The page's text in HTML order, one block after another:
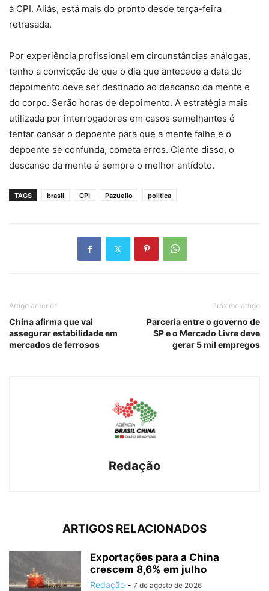
à CPI. Aliás, está mais do pronto desde terça-feira
retrasada.
Por experiência profissional em circunstâncias análogas,
tenho a convicção de que o dia que antecede a data do
depoimento deve ser destinado ao descanso da mente e
do corpo. Serão horas de depoimento. A estratégia mais
utilizada por interrogadores em casos semelhantes é
tentar cansar o depoente para que a mente falhe e o
depoente se confunda, cometa erros. Ciente disso, o
descanso da mente é sempre o melhor antídoto.
TAGS brasil CPI Pazuello politica
Artigo anterior
China afirma que vai
assegurar estabilidade em
mercados de ferrosos
Próximo artigo
Parceria entre o governo de
SP e o Mercado Livre deve
gerar 5 mil empregos
Redação
ARTIGOS RELACIONADOS
Exportações para a China
crescem 8,6% em julho
Redação - 7 de agosto de 2026